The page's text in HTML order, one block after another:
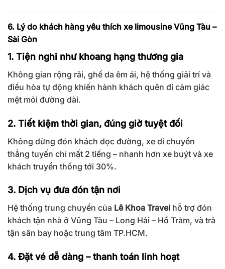
6. Lý do khách hàng yêu thích xe limousine Vũng Tàu –
Sài Gòn
1. Tiện nghi như khoang hạng thương gia
Không gian rộng rãi, ghế da êm ái, hệ thống giải trí và
điều hòa tự động khiến hành khách quên đi cảm giác
mệt mỏi đường dài.
2. Tiết kiệm thời gian, đúng giờ tuyệt đối
Không dừng đón khách dọc đường, xe di chuyển
thẳng tuyến chỉ mất 2 tiếng – nhanh hơn xe buýt và xe
khách truyền thống tới 30%.
3. Dịch vụ đưa đón tận nơi
Hệ thống trung chuyển của Lê Khoa Travel hỗ trợ đón
khách tận nhà ở Vũng Tàu – Long Hải – Hồ Tràm, và trả
tận sân bay hoặc trung tâm TP.HCM.
4. Đặt vé dễ dàng – thanh toán linh hoạt